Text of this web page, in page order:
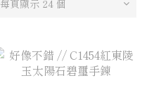
每頁顯示 24 個